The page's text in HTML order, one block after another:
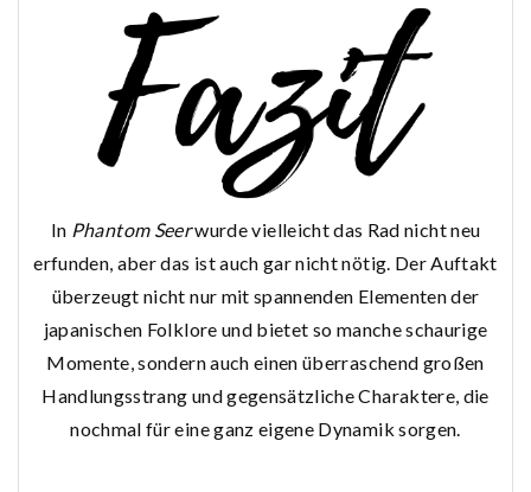
In Phantom Seerwurde vielleicht das Rad nicht neu
erfunden, aber das ist auch gar nicht nötig. Der Auftakt
überzeugt nicht nur mit spannenden Elementen der
japanischen Folklore und bietet so manche schaurige
Momente, sondern auch einen überraschend großen
Handlungsstrang und gegensätzliche Charaktere, die
nochmal für eine ganz eigene Dynamik sorgen.